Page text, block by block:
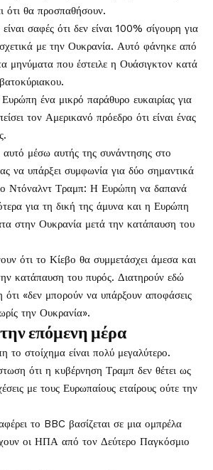
ότι θα προσπαθήσουν.
σαφές ότι δεν είναι 100% σίγουρη για
σχετικά με την Ουκρανία. Αυτό φάνηκε από
μηνύματα που έστειλε η Ουάσιγκτον κατά
ένα μικρό παράθυρο ευκαιρίας για
τον Αμερικανό πρόεδρο ότι είναι ένας
αυτό μέσω αυτής της συνάντησης στο
να υπάρξει συμφωνία για δύο σημαντικά
ο Ντόναλντ Τραμπ: Η Ευρώπη να δαπανά
για τη δική της άμυνα και η Ευρώπη
στην Ουκρανία μετά την κατάπαυση του
ότι το Κίεβο θα συμμετάσχει άμεσα και
κατάπαυση του πυρός. Διατηρούν εδώ
«δεν μπορούν να υπάρξουν αποφάσεις
την Ουκρανία».
επόμενη μέρα
στοίχημα είναι πολύ μεγαλύτερο.
ότι η κυβέρνηση Τραμπ δεν θέτει ως
με τους Ευρωπαίους εταίρους ούτε την
το BBC βασίζεται σε μια ομπρέλα
οι ΗΠΑ από τον Δεύτερο Παγκόσμιο